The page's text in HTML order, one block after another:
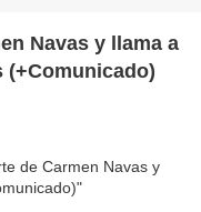
Navas y llama a